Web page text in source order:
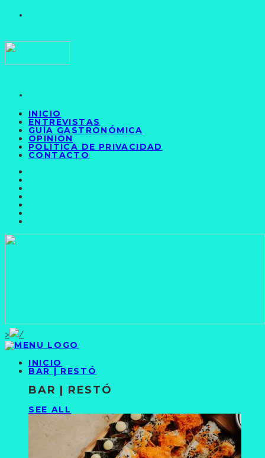
INICIO
ENTREVISTAS
GUÍA GASTRONÓMICA
OPINIÓN
POLÍTICA DE PRIVACIDAD
CONTACTO
>
INICIO
BAR | RESTÓ
BAR | RESTÓ
SEE ALL